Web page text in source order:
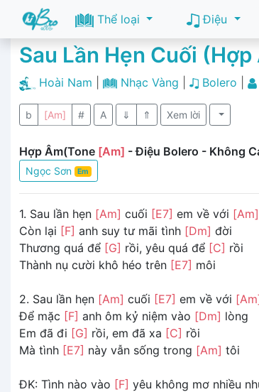
Thể loại Điệu
Sau Lần Hẹn Cuối (Hợp
Hoài Nam Nhạc Vàng Bolero
b [Am] # A ⇓ ⇑ Xem lời
Hợp Âm(Tone [Am] - Điệu Bolero - Không
Ngọc Sơn Em
1. Sau lần hẹn [Am] cuối [E7] em về với [Am]
Còn lại [F] anh suy tư mãi tình [Dm] đời
Thương quá để [G] rồi, yêu quá để [C] rồi
Thành nụ cười khô héo trên [E7] môi
2. Sau lần hẹn [Am] cuối [E7] em về với
Ðể mặc [F] anh ôm kỷ niệm vào [Dm] lòng
Em đã đi [G] rồi, em đã xa [C] rồi
Mà tình [E7] này vẫn sống trong [Am] tôi
ĐK: Tình nào vào [F] yêu không mơ nhiều